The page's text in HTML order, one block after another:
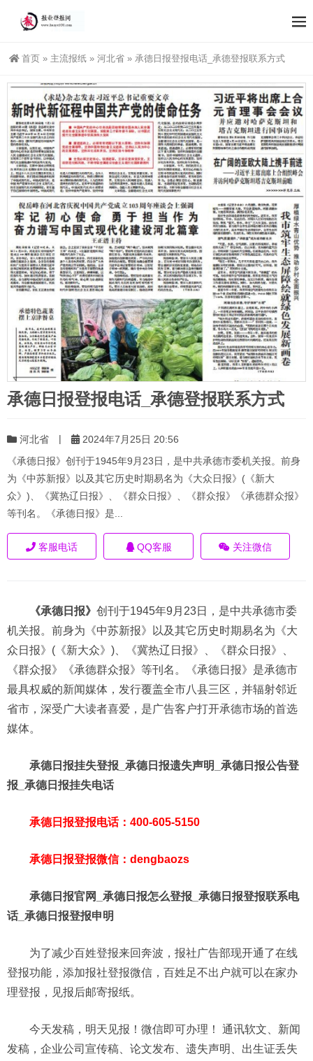
首页 » 主流报纸 » 河北省 » 承德日报登报电话_承德登报联系方式
承德日报登报电话_承德登报联系方式
河北省 |
2024年7月25日 20:56
《承德日报》创刊于1945年9月23日，是中共承德市委机关报。前身
为《中苏新报》以及其它历史时期易名为《大众日报》(《新大
众》)、《冀热辽日报》、《群众日报》、《群众报》《承德群众报》
等刊名。《承德日报》是...
客服电话 QQ客服 关注微信
《承德日报》 创刊于1945年9月23日，是中共承德市委
机关报。前身为《中苏新报》以及其它历史时期易名为《大
众日报》(《新大众》)、《冀热辽日报》、《群众日报》、
《群众报》《承德群众报》等刊名。《承德日报》是承德市
最具权威的新闻媒体，发行覆盖全市八县三区，并辐射邻近
省市，深受广大读者喜爱，是广告客户打开承德市场的首选
媒体。
承德日报挂失登报_承德日报遗失声明_承德日报公告登
报_承德日报挂失电话
承德日报登报电话：400-605-5150
承德日报登报微信：dengbaozs
承德日报官网_承德日报怎么登报_承德日报登报联系电
话_承德日报登报申明
为了减少百姓登报来回奔波，报社广告部现开通了在线
登报功能，添加报社登报微信，百姓足不出户就可以在家办
理登报，见报后邮寄报纸。
今天发稿，明天见报！微信即可办理！ 通讯软文、新闻
发稿，企业公司宣传稿、论文发布、遗失声明、出生证丢失